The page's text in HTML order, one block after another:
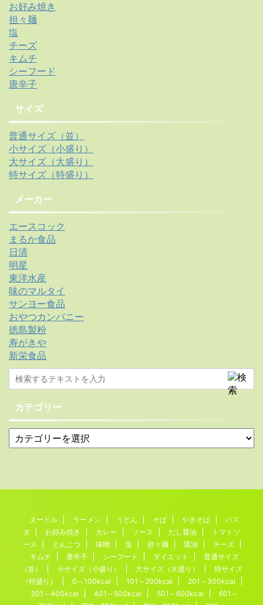
お好み焼き
担々麺
塩
チーズ
キムチ
シーフード
唐辛子
サイズ
普通サイズ（並）
小サイズ（小盛り）
大サイズ（大盛り）
特サイズ（特盛り）
メーカー
エースコック
まるか食品
日清
明星
東洋水産
味のマルタイ
サンヨー食品
おやつカンパニー
徳島製粉
寿がきや
新栄食品
カテゴリー
ヌードル ラーメン うどん そば やきそば
パス
タ
お好み焼き カレー ソース だし醤油
トマトソ
ース
とんこつ 味噌 塩 担々麺 醤油
チーズ
キムチ
唐辛子 シーフード ダイエット
普通サイズ
（並）
小サイズ（小盛り） 大サイズ（大盛り）
特サイズ
（特盛り）
0～100kcal 101～200kcal
201～300kcal
301～400kcal
401～500kcal 501～600kcal
601～